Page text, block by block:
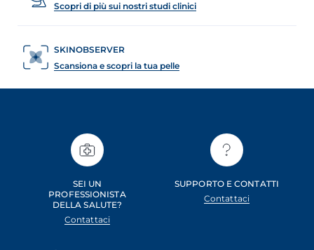
Scopri di più sui nostri studi clinici
SKINOBSERVER
Scansiona e scopri la tua pelle
SEI UN
PROFESSIONISTA
DELLA SALUTE?
Contattaci
SUPPORTO E CONTATTI
Contattaci